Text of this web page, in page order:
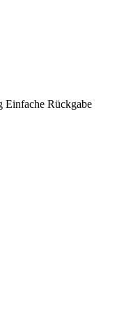
Einfache Rückgabe